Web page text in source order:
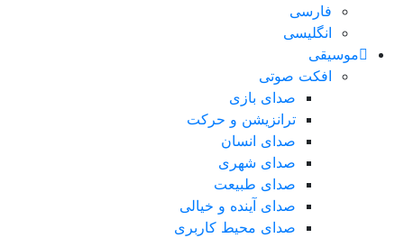
فارسی
انگلیسی
موسیقی
افکت صوتی
صدای بازی
ترانزیشن و حرکت
صدای انسان
صدای شهری
صدای طبیعت
صدای آینده و خیالی
صدای محیط کاربری